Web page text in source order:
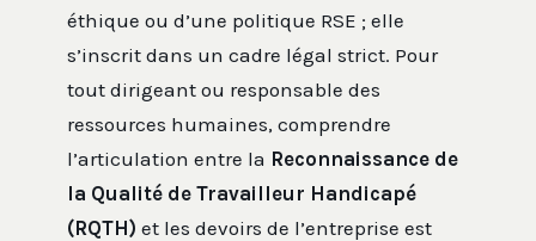
éthique ou d’une politique RSE ; elle
s’inscrit dans un cadre légal strict. Pour
tout dirigeant ou responsable des
ressources humaines, comprendre
l’articulation entre la Reconnaissance de
la Qualité de Travailleur Handicapé
(RQTH) et les devoirs de l’entreprise est